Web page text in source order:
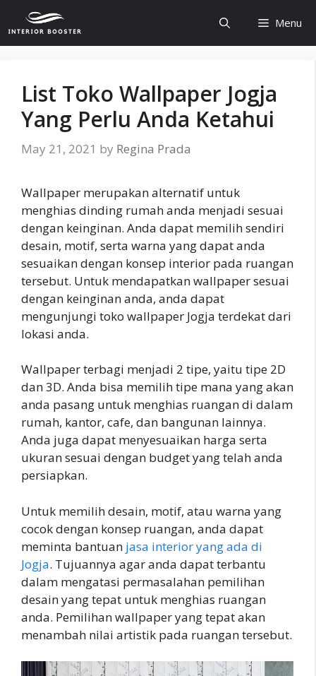
to
content
Menu
List Toko Wallpaper Jogja
Yang Perlu Anda Ketahui
May 21, 2021 by Regina Prada
Wallpaper merupakan alternatif untuk
menghias dinding rumah anda menjadi sesuai
dengan keinginan. Anda dapat memilih sendiri
desain, motif, serta warna yang dapat anda
sesuaikan dengan konsep interior pada ruangan
tersebut. Untuk mendapatkan wallpaper sesuai
dengan keinginan anda, anda dapat
mengunjungi toko wallpaper Jogja terdekat dari
lokasi anda.
Wallpaper terbagi menjadi 2 tipe, yaitu tipe 2D
dan 3D. Anda bisa memilih tipe mana yang akan
anda pasang untuk menghias ruangan di dalam
rumah, kantor, cafe, dan bangunan lainnya.
Anda juga dapat menyesuaikan harga serta
ukuran sesuai dengan budget yang telah anda
persiapkan.
Untuk memilih desain, motif, atau warna yang
cocok dengan konsep ruangan, anda dapat
meminta bantuan jasa interior yang ada di
Jogja. Tujuannya agar anda dapat terbantu
dalam mengatasi permasalahan pemilihan
desain yang tepat untuk menghias ruangan
anda. Pemilihan wallpaper yang tepat akan
menambah nilai artistik pada ruangan tersebut.